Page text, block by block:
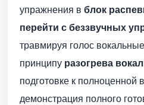
упражнения в блок
перейти с беззвучных
травмируя голос
принципу разогрева
подготовке к полноценной
демонстрация полного